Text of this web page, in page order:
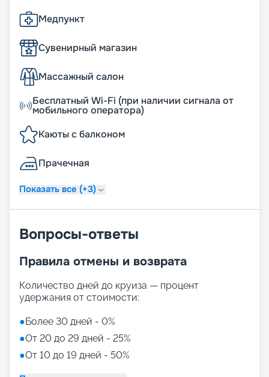
Медпункт
Сувенирный магазин
Массажный салон
Бесплатный Wi-Fi (при наличии сигнала от
мобильного оператора)
Каюты с балконом
Прачечная
Показать все (+3)
Вопросы-ответы
Правила отмены и возврата
Количество дней до круиза — процент
удержания от стоимости:
●Более 30 дней - 0%
●От 20 до 29 дней - 25%
●От 10 до 19 дней - 50%